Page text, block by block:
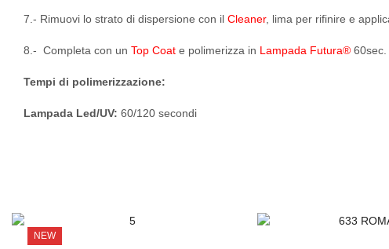
7.- Rimuovi lo strato di dispersione con il Cleaner, lima per rifinire e
8.- Completa con un Top Coat e polimerizza in Lampada Futura® 60sec.
Tempi di polimerizzazione:
Lampada Led/UV: 60/120 secondi
NEW